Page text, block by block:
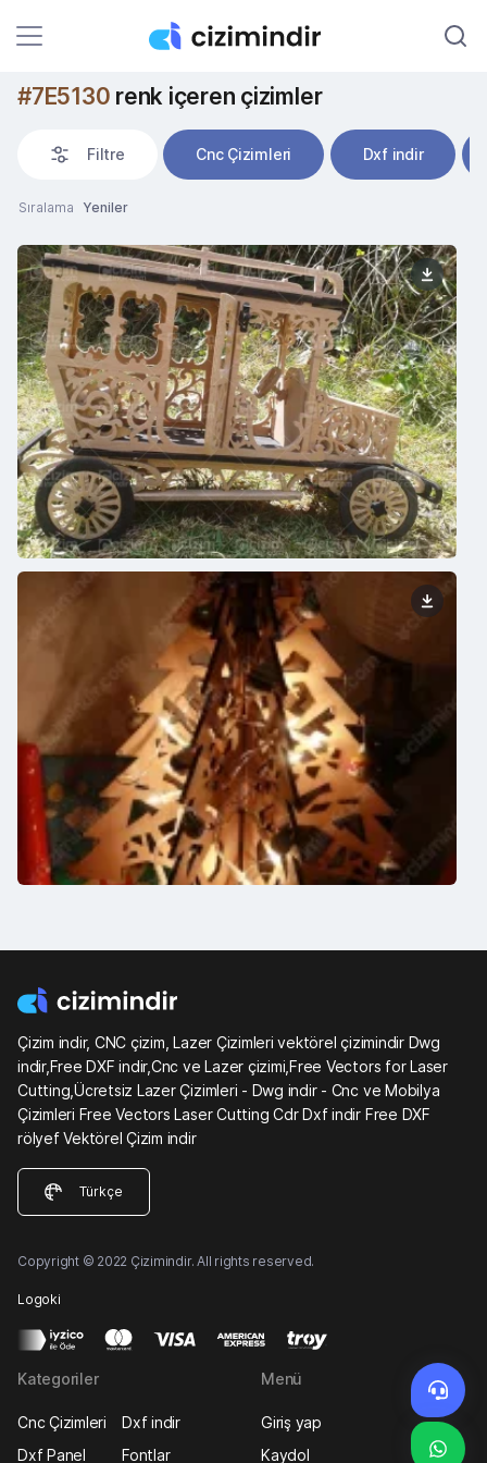
#7E5130 renk içeren çizimler
Filtre Cnc Çizimleri Dxf indir
Sıralama Yeniler
Çizim indir, CNC çizim, Lazer Çizimleri vektörel çizimindir Dwg
indir,Free DXF indir,Cnc ve Lazer çizimi,Free Vectors for Laser
Cutting,Ücretsiz Lazer Çizimleri - Dwg indir - Cnc ve Mobilya
Çizimleri Free Vectors Laser Cutting Cdr Dxf indir Free DXF
rölyef Vektörel Çizim indir
Türkçe
Copyright © 2022 Çizimindir. All rights reserved.
Logoki
Kategoriler
Cnc Çizimleri
Dxf indir
Dxf Panel
Fontlar
Menü
Giriş yap
Kaydol